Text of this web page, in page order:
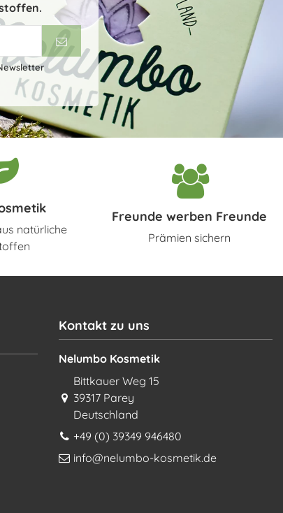
natürliche
Freunde werben Freunde
Prämien sichern
Kontakt zu uns
Nelumbo Kosmetik
Bittkauer Weg 15
39317 Parey
Deutschland
+49 (0) 39349 946480
info@nelumbo-kosmetik.de